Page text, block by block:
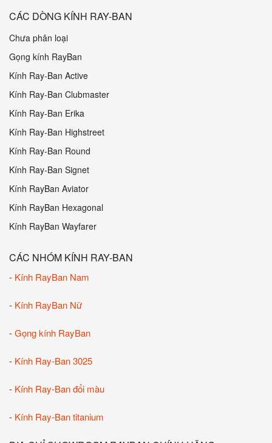
CÁC DÒNG KÍNH RAY-BAN
Chưa phân loại
Gọng kính RayBan
Kính Ray-Ban Active
Kính Ray-Ban Clubmaster
Kính Ray-Ban Erika
Kính Ray-Ban Highstreet
Kính Ray-Ban Round
Kính Ray-Ban Signet
Kính RayBan Aviator
Kính RayBan Hexagonal
Kính RayBan Wayfarer
CÁC NHÓM KÍNH RAY-BAN
- Kính RayBan Nam
- Kính RayBan Nữ
-Gọng kính RayBan
- Kính Ray-Ban 3025
- Kính Ray-Ban đổi màu
- Kính Ray-Ban titanium